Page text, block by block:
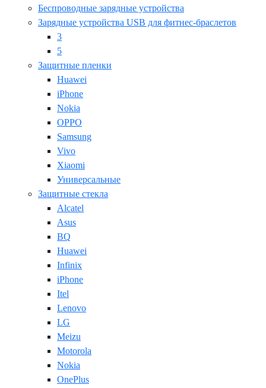
Беспроводные зарядные устройства
Зарядные устройства USB для фитнес-браслетов
3
5
Защитные пленки
Huawei
iPhone
Nokia
OPPO
Samsung
Vivo
Xiaomi
Универсальные
Защитные стекла
Alcatel
Asus
BQ
Huawei
Infinix
iPhone
Itel
Lenovo
LG
Meizu
Motorola
Nokia
OnePlus